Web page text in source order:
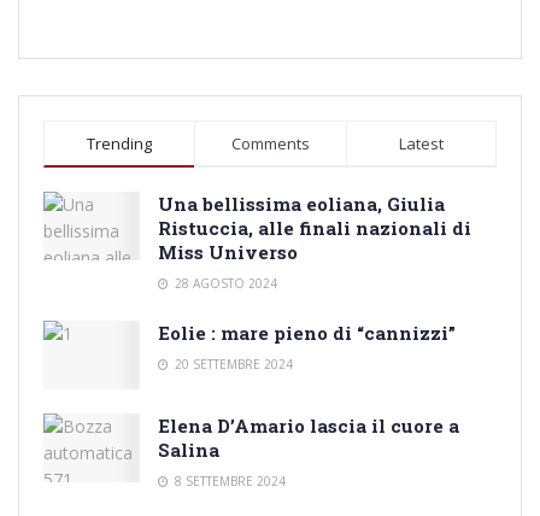
Trending Comments Latest
Una bellissima eoliana, Giulia
Ristuccia, alle finali nazionali di
Miss Universo
28 AGOSTO 2024
Eolie : mare pieno di “cannizzi”
20 SETTEMBRE 2024
Elena D’Amario lascia il cuore a
Salina
8 SETTEMBRE 2024